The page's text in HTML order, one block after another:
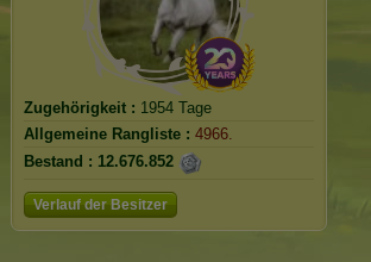
Zugehörigkeit : 1954 Tage
Allgemeine Rangliste : 4966.
Bestand : 12.676.852
Verlauf der Besitzer